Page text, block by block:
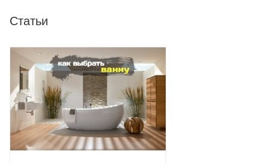
дополнением ванной комнаты любого стиля.
хорошо сохраняет тепло и тактильно приятен.
Устойчивость и практичность ванны достигается
армированием дна стекловолокном и использованием
прочного металлического каркаса. Помимо этого, в местах
крепежа каркаса установлены дополнительные усиленные
закладные для придания жесткости конструкции, что
гарантирует максимально долгий срок эксплуатации ванны.
Статьи